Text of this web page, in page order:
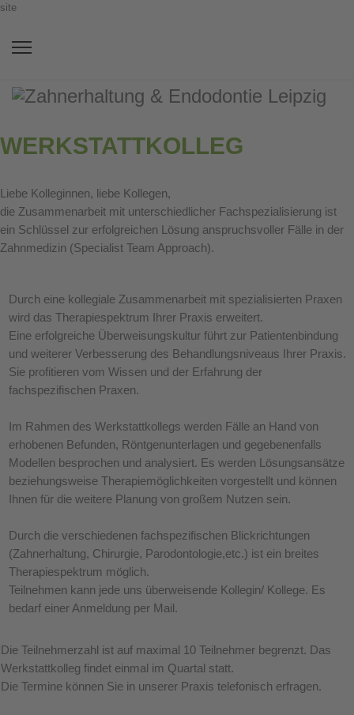
site
WERKSTATTKOLLEG
Liebe Kolleginnen, liebe Kollegen,
die Zusammenarbeit mit unterschiedlicher Fachspezialisierung ist
ein Schlüssel zur erfolgreichen Lösung anspruchsvoller Fälle in der
Zahnmedizin (Specialist Team Approach).
Durch eine kollegiale Zusammenarbeit mit spezialisierten Praxen
wird das Therapiespektrum Ihrer Praxis erweitert.
Eine erfolgreiche Überweisungskultur führt zur Patientenbindung
und weiterer Verbesserung des Behandlungsniveaus Ihrer Praxis.
Sie profitieren vom Wissen und der Erfahrung der
fachspezifischen Praxen.
Im Rahmen des Werkstattkollegs werden Fälle an Hand von
erhobenen Befunden, Röntgenunterlagen und gegebenenfalls
Modellen besprochen und analysiert. Es werden Lösungsansätze
beziehungsweise Therapiemöglichkeiten vorgestellt und können
Ihnen für die weitere Planung von großem Nutzen sein.
Durch die verschiedenen fachspezifischen Blickrichtungen
(Zahnerhaltung, Chirurgie, Parodontologie,etc.) ist ein breites
Therapiespektrum möglich.
Teilnehmen kann jede uns überweisende Kollegin/ Kollege. Es
bedarf einer Anmeldung per Mail.
Die Teilnehmerzahl ist auf maximal 10 Teilnehmer begrenzt. Das
Werkstattkolleg findet einmal im Quartal statt.
Die Termine können Sie in unserer Praxis telefonisch erfragen.